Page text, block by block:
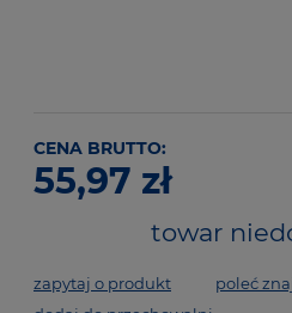
CENA BRUTTO:
55,97 zł
towar
zapytaj o produkt poleć